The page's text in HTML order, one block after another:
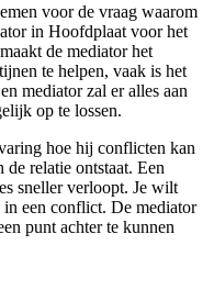
voor de vraag waarom
in Hoofdplaat voor het
de mediator het
te helpen, vaak is het
mediator zal er alles aan
op te lossen.
hoe hij conflicten kan
de relatie ontstaat. Een
sneller verloopt. Je wilt
een conflict. De mediator
punt achter te kunnen